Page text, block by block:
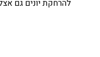
להרחקת יונים גם